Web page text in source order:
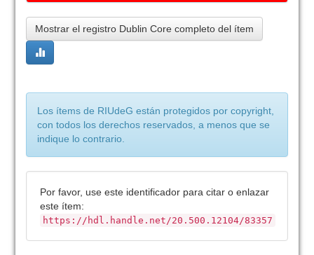
Mostrar el registro Dublin Core completo del ítem
Los ítems de RIUdeG están protegidos por copyright,
con todos los derechos reservados, a menos que se
indique lo contrario.
Por favor, use este identificador para citar o enlazar
este ítem:
https://hdl.handle.net/20.500.12104/83357